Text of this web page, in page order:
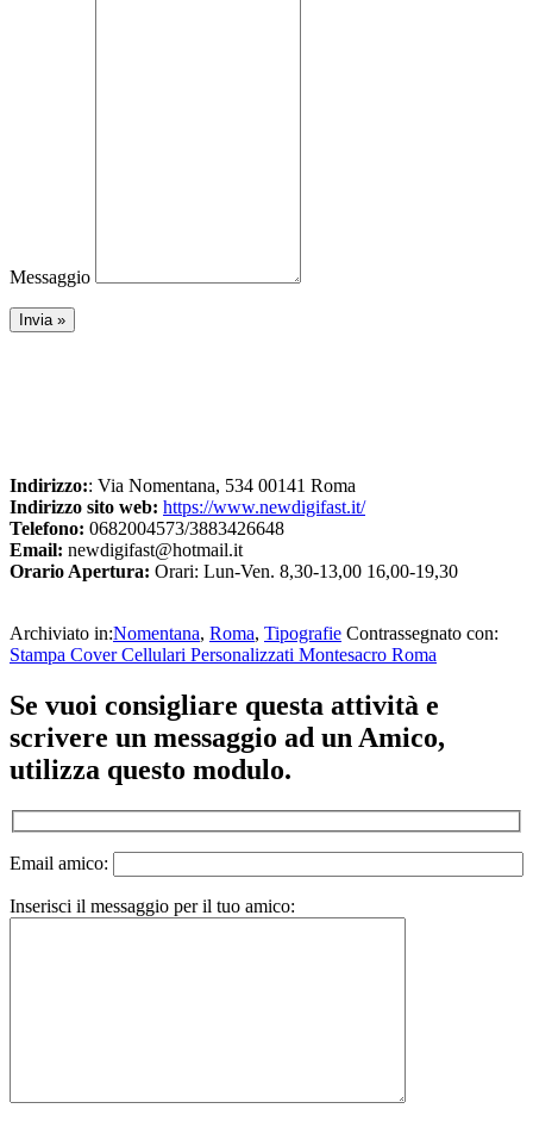
Messaggio
Indirizzo:: Via Nomentana, 534 00141 Roma
Indirizzo sito web: https://www.newdigifast.it/
Telefono: 0682004573/3883426648
Email: newdigifast@hotmail.it
Orario Apertura: Orari: Lun-Ven. 8,30-13,00 16,00-19,30
Archiviato in:Nomentana, Roma, Tipografie Contrassegnato con:
Stampa Cover Cellulari Personalizzati Montesacro Roma
Se vuoi consigliare questa attività e
scrivere un messaggio ad un Amico,
utilizza questo modulo.
Email amico:
Inserisci il messaggio per il tuo amico: